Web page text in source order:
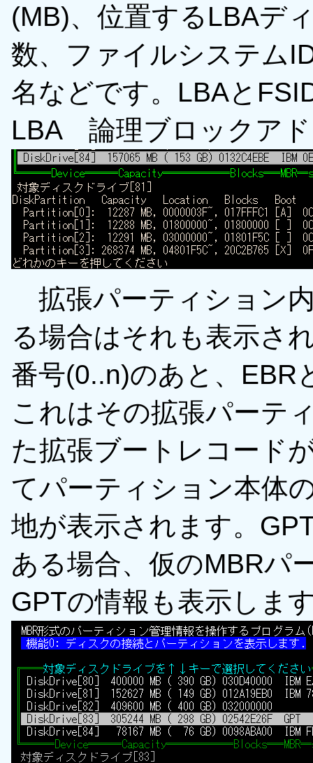
(MB)、位置するLBAデ
数、ファイルシステム
名などです。LBAと
LBA 論理ブロックア
拡張パーティション
る場合はそれも表示さ
番号(0..n)のあと、EBR
これはその拡張パーテ
た拡張ブートレコード
てパーティション本体
地が表示されます。
ある場合、仮のMBRパ
GPTの情報も表示しま